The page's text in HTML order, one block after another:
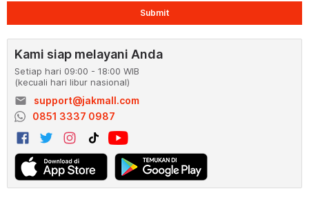
Submit
Kami siap melayani Anda
Setiap hari 09:00 - 18:00 WIB
(kecuali hari libur nasional)
email
support@jakmall.com
0851 3337 0987